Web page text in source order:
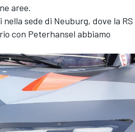
aree.
sede di Neuburg, dove la RS
con Peterhansel abbiamo